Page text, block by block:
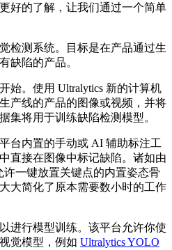
好的了解，让我们通过一个简单
检测系统。目标是在产品通过生
缺陷的产品。
始。使用 Ultralytics 新的计算机
产线的产品的图像或视频，并将
集将用于训练缺陷检测模型。
台内置的手动或 AI 辅助标注工
直接在图像中标记缺陷。诸如由
一键放置关键点的内置姿态骨
大简化了原本需要数小时的工作
进行模型训练。该平台允许你使
觉模型，例如 Ultralytics YOLO